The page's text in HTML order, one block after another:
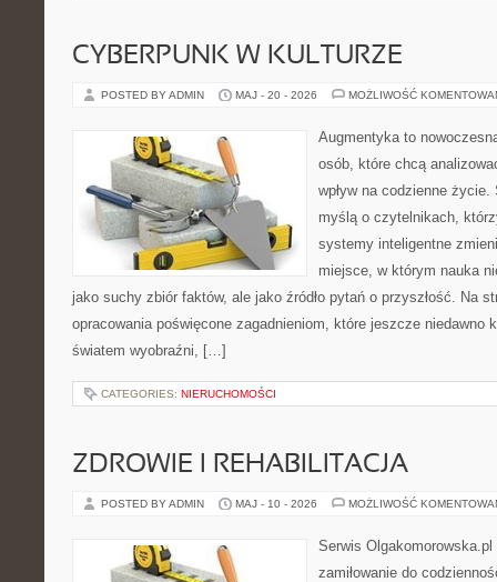
CYBERPUNK W KULTURZE
POSTED BY ADMIN MAJ - 20 - 2026 MOŻLIWOŚĆ
Augmentyka to
osób, które chcą
wpływ na codzienne
myślą o czytelnikach,
systemy inteligentne
miejsce, w którym nauka
jako suchy zbiór faktów, ale jako źródło pytań o przyszłość. Na
opracowania poświęcone zagadnieniom, które jeszcze niedawno
światem wyobraźni, […]
CATEGORIES: NIERUCHOMOŚCI
ZDROWIE I REHABILITACJA
POSTED BY ADMIN MAJ - 10 - 2026 MOŻLIWOŚĆ
Serwis
zamiłowanie do